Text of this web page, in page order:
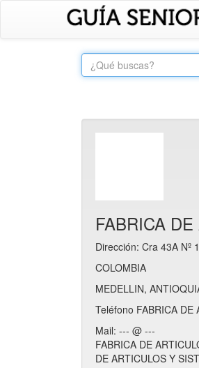
FABRICA
Dirección: Cra 43A Nº
COLOMBIA
MEDELLIN,
Teléfono FABRICA DE
Mail: --- @ ---
FABRICA DE
DE ARTICULOS Y